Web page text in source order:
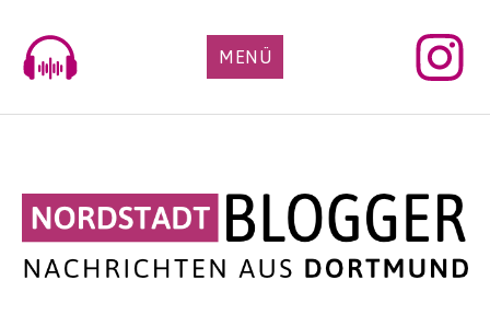
content
MENÜ